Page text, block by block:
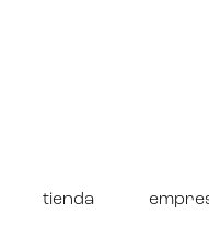
tienda